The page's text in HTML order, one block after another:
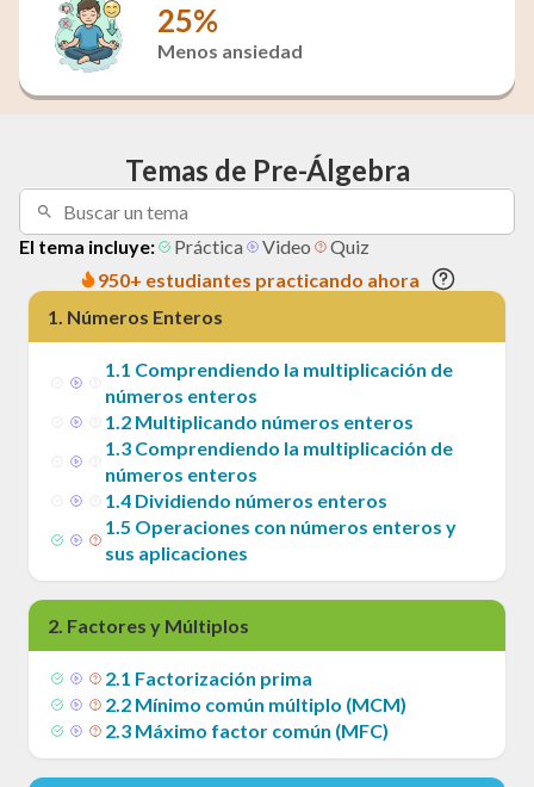
25%
Menos ansiedad
Temas de Pre-Álgebra
El tema incluye: Práctica Video
Quiz
950+ estudiantes practicando ahora
1. Números Enteros
1.1 Comprendiendo la multiplicación de
números enteros
1.2 Multiplicando números enteros
1.3 Comprendiendo la multiplicación de
números enteros
1.4 Dividiendo números enteros
1.5 Operaciones con números enteros y
sus aplicaciones
2. Factores y Múltiplos
2.1 Factorización prima
2.2 Mínimo común múltiplo (MCM)
2.3 Máximo factor común (MFC)